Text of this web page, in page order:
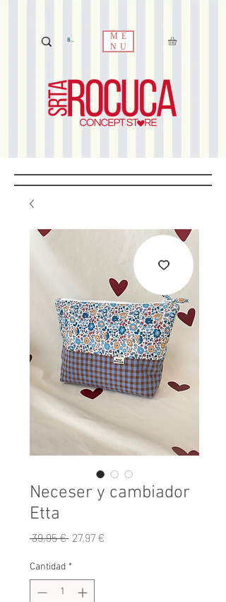
ME
NU
Neceser y cambiador
Etta
39,95 € Precio
27,97 €
Cantidad *